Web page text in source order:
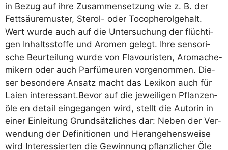
in Bezug auf ihre Zusam­men­set­zung wie z. B. der
Fett­säu­re­mus­ter, Ste­rol- oder Toco­phe­rol­ge­halt.
Wert wur­de auch auf die Unter­su­chung der flüch­ti­
gen Inhalts­stof­fe und Aro­men gelegt. Ihre sen­so­ri­
sche Beur­tei­lung wur­de von Fla­vou­ris­ten, Aro­ma­che­
mi­kern oder auch Par­fü­meu­ren vor­ge­nom­men. Die­
ser beson­de­re Ansatz macht das Lexi­kon auch für
Lai­en interessant.Bevor auf die jewei­li­gen Pflan­zen­
öle en detail ein­ge­gan­gen wird, stellt die Autorin in
einer Ein­lei­tung Grund­sätz­li­ches dar: Neben der Ver­
wen­dung der Defi­ni­tio­nen und Her­an­ge­hens­wei­se
wird Inter­es­sier­ten die Gewin­nung pflanz­li­cher Öle